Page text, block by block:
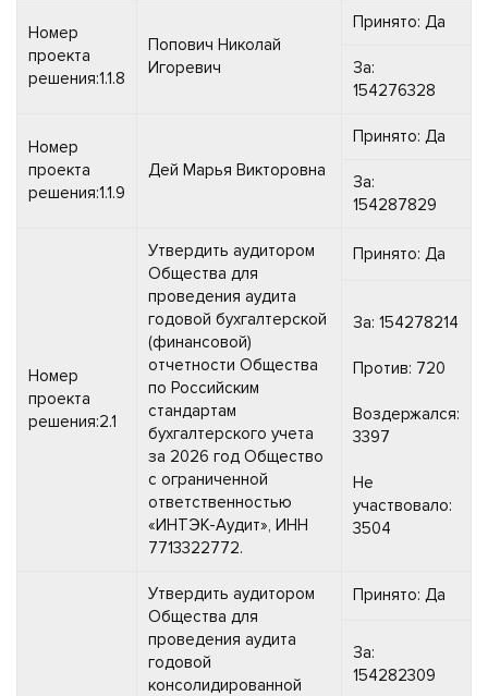
Номер
проекта
решения:1.1.8
Попович Николай
Игоревич
Принято: Да
За:
154276328
Номер
проекта
решения:1.1.9
Дей Марья Викторовна
Принято: Да
За:
154287829
Номер
проекта
решения:2.1
Утвердить аудитором
Общества для
проведения аудита
годовой бухгалтерской
(финансовой)
отчетности Общества
по Российским
стандартам
бухгалтерского учета
за 2026 год Общество
с ограниченной
ответственностью
«ИНТЭК-Аудит», ИНН
7713322772.
Принято: Да
За: 154278214
Против: 720
Воздержался:
3397
Не
участвовало:
3504
Утвердить аудитором
Общества для
проведения аудита
годовой
консолидированной
Принято: Да
За:
154282309